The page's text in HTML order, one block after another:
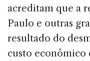
acreditam que a
Paulo e outras
resultado do
custo econômico